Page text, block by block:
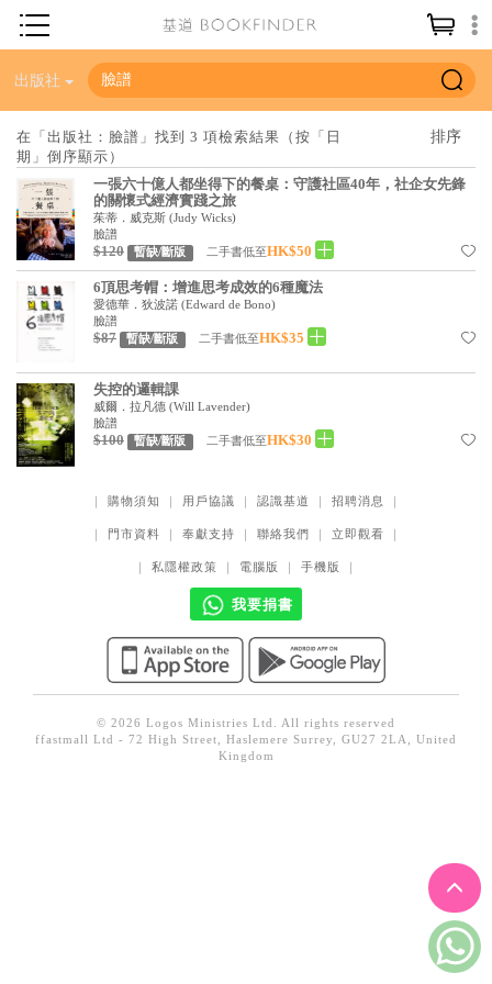
神學／教義
聖經
信仰入門
教會歷史
靈修／禱告
信徒生活
分齡牧養
社會／倫理
見證／傳記
精選影音
其他
得獎作品推介
出版社
在「出版社：臉譜」找到 3 項檢索結果（按「日
期」倒序顯示）
一張六十億人都坐得下的餐桌：守護社區40年，社企女先鋒
的關懷式經濟實踐之旅
茱蒂．威克斯 (Judy Wicks)
臉譜
$120 暫缺/斷版 二手書低至HK$50
6頂思考帽：增進思考成效的6種魔法
愛德華．狄波諾 (Edward de Bono)
臉譜
$87 暫缺/斷版 二手書低至HK$35
失控的邏輯課
威爾．拉凡德 (Will Lavender)
臉譜
$100 暫缺/斷版 二手書低至HK$30
｜ 購物須知 ｜ 用戶協議 ｜ 認識基道 ｜ 招聘消息 ｜
｜ 門市資料 ｜ 奉獻支持 ｜ 聯絡我們 ｜ 立即觀看 ｜
｜ 私隱權政策 ｜ 電腦版 ｜ 手機版 ｜
我要捐書
© 2026 Logos Ministries Ltd. All rights reserved
ffastmall Ltd - 72 High Street, Haslemere Surrey, GU27 2LA, United
Kingdom